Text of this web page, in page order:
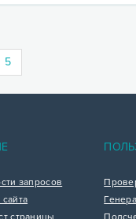
5
запросов